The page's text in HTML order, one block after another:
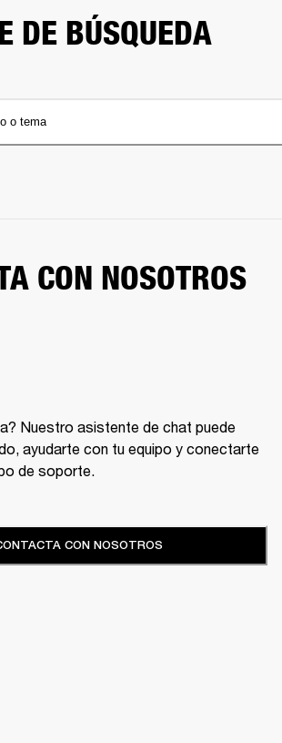
DE BÚSQUEDA
o tema
CON NOSOTROS
Nuestro asistente de chat puede
ayudarte con tu equipo y conectarte
de soporte.
CON NOSOTROS